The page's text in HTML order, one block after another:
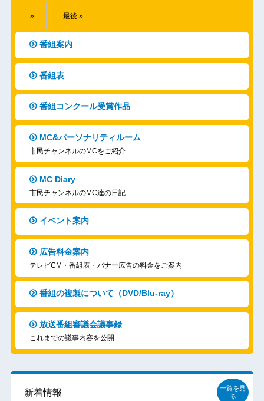
» 最後 »
番組案内
番組表
番組コンクール受賞作品
MC&パーソナリティルーム
市民チャンネルのMCをご紹介
MC Diary
市民チャンネルのMC達の日記
イベント案内
広告料金案内
テレビCM・番組表・バナー広告の料金をご案内
番組の複製について（DVD/Blu-ray）
放送番組審議会議事録
これまでの議事内容を公開
新着情報
一覧を見
る